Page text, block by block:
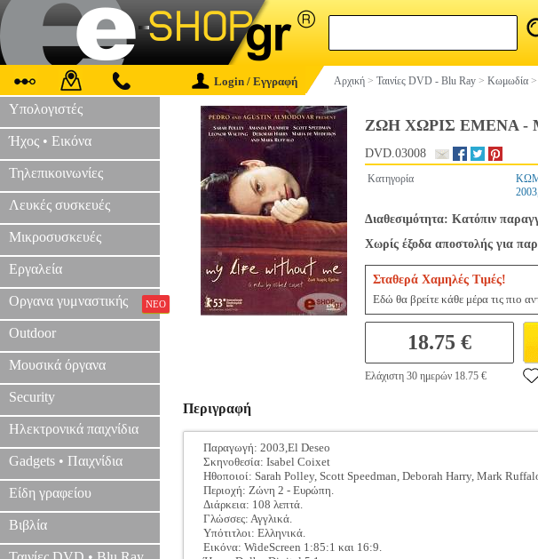
Login / Εγγραφή Αρχική > Ταινίες DVD - Blu Ray > Κωμωδία >
Υπολογιστές
Ήχος • Εικόνα
Τηλεπικοινωνίες
Λευκές συσκευές
Μικροσυσκευές
Εργαλεία
Οργανα γυμναστικής ΝΕΟ
Outdoor
Μουσικά όργανα
Security
Ηλεκτρονικά παιχνίδια
Gadgets • Παιχνίδια
Είδη γραφείου
Βιβλία
ΖΩΗ ΧΩΡΙΣ ΕΜΕΝΑ -
DVD.03008
Κατηγορία
Διαθεσιμότητα: Κατόπιν
Χωρίς έξοδα αποστολής για
Σταθερά Χαμηλές Τιμές!
Εδώ θα βρείτε κάθε μέρα τις πιο
18.75 €
Ελάχιστη 30 ημερών 18.75 €
Περιγραφή
Παραγωγή: 2003,El Deseo
Σκηνοθεσία: Isabel Coixet
Ηθοποιοί: Sarah Polley, Scott Speedman, Deborah Harry, Mark
Περιοχή: Ζώνη 2 - Ευρώπη.
Διάρκεια: 108 λεπτά.
Γλώσσες: Αγγλικά.
Υπότιτλοι: Ελληνικά.
Εικόνα: WideScreen 1:85:1 και 16:9.